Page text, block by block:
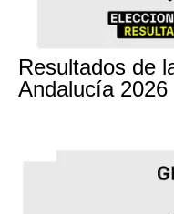
Resultados de
Andalucía